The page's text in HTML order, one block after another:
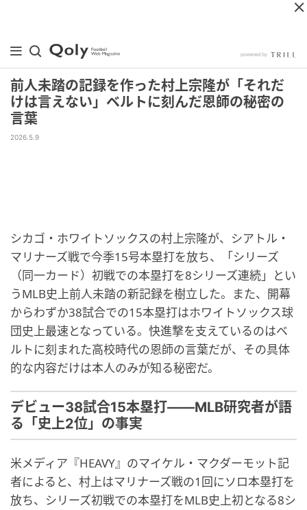
前人未踏の記録を作った村上宗隆が「それだ
けは言えない」ベルトに刻んだ恩師の秘密の
言葉
2026.5.9
シカゴ・ホワイトソックスの村上宗隆が、シアトル・
マリナーズ戦で今季15号本塁打を放ち、「シリーズ
（同一カード）初戦での本塁打を8シリーズ連続」とい
うMLB史上前人未踏の新記録を樹立した。また、開幕
からわずか38試合での15本塁打はホワイトソックス球
団史上最速となっている。快進撃を支えているのはベ
ルトに刻まれた高校時代の恩師の言葉だが、その具体
的な内容だけは本人のみが知る秘密だ。
デビュー38試合15本塁打——MLB研究者が語
る「史上2位」の事実
米メディア『HEAVY』のマイケル・マクダーモット記
者によると、村上はマリナーズ戦の1回にソロ本塁打を
放ち、シリーズ初戦での本塁打をMLB史上初となる8シ